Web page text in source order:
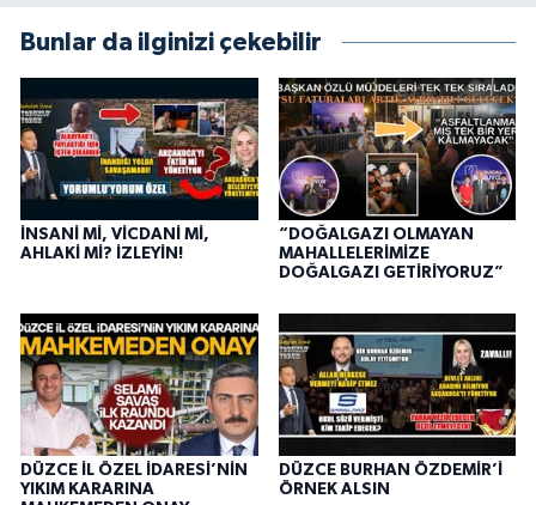
Bunlar da ilginizi çekebilir
İNSANİ Mİ, VİCDANİ Mİ,
AHLAKİ Mİ? İZLEYİN!
“DOĞALGAZI OLMAYAN
MAHALLELERİMİZE
DOĞALGAZI GETİRİYORUZ”
DÜZCE İL ÖZEL İDARESİ’NİN
YIKIM KARARINA
DÜZCE BURHAN ÖZDEMİR’İ
ÖRNEK ALSIN